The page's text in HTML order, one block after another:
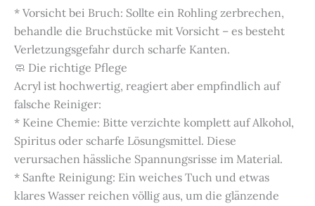
* Vorsicht bei Bruch: Sollte ein Rohling zerbrechen,
behandle die Bruchstücke mit Vorsicht – es besteht
Verletzungsgefahr durch scharfe Kanten.
🧼 Die richtige Pflege
Acryl ist hochwertig, reagiert aber empfindlich auf
falsche Reiniger:
* Keine Chemie: Bitte verzichte komplett auf Alkohol,
Spiritus oder scharfe Lösungsmittel. Diese
verursachen hässliche Spannungsrisse im Material.
* Sanfte Reinigung: Ein weiches Tuch und etwas
klares Wasser reichen völlig aus, um die glänzende